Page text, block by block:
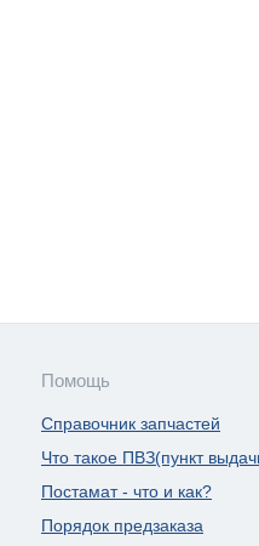
Помощь
Справочник запчастей
Что такое ПВЗ(пункт
Постамат - что и как?
Порядок предзаказа